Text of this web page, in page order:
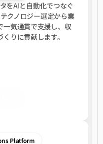
をAIと自動化でつなぐ
クノロジー選定から業
一気通貫で支援し、収
りに貢献します。
Platform